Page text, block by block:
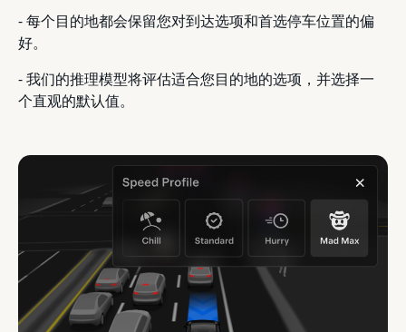
- 每个目的地都会保留您对到达选项和首选停车位置的偏
好。
- 我们的推理模型将评估适合您目的地的选项，并选择一
个直观的默认值。